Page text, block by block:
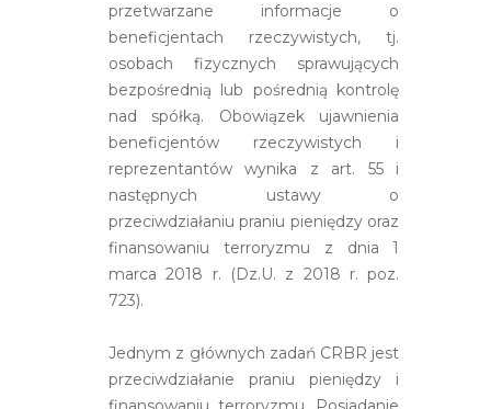
przetwarzane informacje o
beneficjentach rzeczywistych, tj.
osobach fizycznych sprawujących
bezpośrednią lub pośrednią kontrolę
nad spółką. Obowiązek ujawnienia
beneficjentów rzeczywistych i
reprezentantów wynika z art. 55 i
następnych ustawy o
przeciwdziałaniu praniu pieniędzy oraz
finansowaniu terroryzmu z dnia 1
marca 2018 r. (Dz.U. z 2018 r. poz.
723).
Jednym z głównych zadań CRBR jest
przeciwdziałanie praniu pieniędzy i